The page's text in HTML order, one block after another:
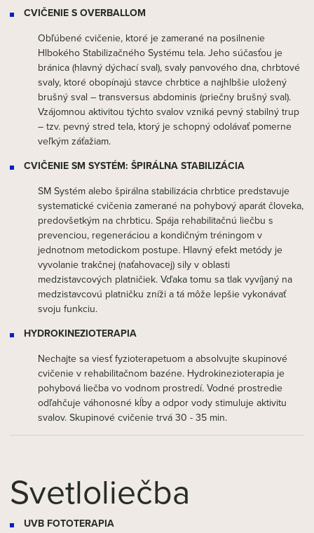
CVIČENIE S OVERBALLOM
Obľúbené cvičenie, ktoré je zamerané na posilnenie
Hlbokého Stabilizačného Systému tela. Jeho súčasťou je
bránica (hlavný dýchací sval), svaly panvového dna, chrbtové
svaly, ktoré obopínajú stavce chrbtice a najhlbšie uložený
brušný sval – transversus abdominis (priečny brušný sval).
Vzájomnou aktivitou týchto svalov vzniká pevný stabilný trup
– tzv. pevný stred tela, ktorý je schopný odolávať pomerne
veľkým záťažiam.
CVIČENIE SM SYSTÉM: ŠPIRÁLNA STABILIZÁCIA
SM Systém alebo špirálna stabilizácia chrbtice predstavuje
systematické cvičenia zamerané na pohybový aparát človeka,
predovšetkým na chrbticu. Spája rehabilitačnú liečbu s
prevenciou, regeneráciou a kondičným tréningom v
jednotnom metodickom postupe. Hlavný efekt metódy je
vyvolanie trakčnej (naťahovacej) sily v oblasti
medzistavcových platničiek. Vďaka tomu sa tlak vyvíjaný na
medzistavcovú platničku zníži a tá môže lepšie vykonávať
svoju funkciu.
HYDROKINEZIOTERAPIA
Nechajte sa viesť fyzioterapetuom a absolvujte skupinové
cvičenie v rehabilitačnom bazéne. Hydrokinezioterapia je
pohybová liečba vo vodnom prostredí. Vodné prostredie
odľahčuje váhonosné kĺby a odpor vody stimuluje aktivitu
svalov. Skupinové cvičenie trvá 30 - 35 min.
Svetloliečba
UVB FOTOTERAPIA